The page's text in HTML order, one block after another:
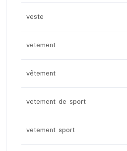
veste
vetement
vêtement
vetement de sport
vetement sport